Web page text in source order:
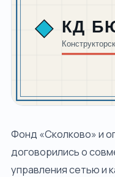
О компании
Спросить ИИ
ПРОВЕРИМ ПРОЕКТ И
СВЯЗАТЬСЯ С НАМИ
+7 920-898-17-
Фонд «Сколково» и
договорились о
управления сетью и